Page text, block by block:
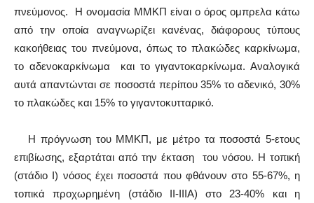
πνεύμονος. Η ονομασία ΜΜΚΠ είναι ο όρος ομπρελα κάτω
από την οποία αναγνωρίζει κανένας, διάφορους τύπους
κακοήθειας του πνεύμονα, όπως το πλακώδες καρκίνωμα,
το αδενοκαρκίνωμα και το γιγαντοκαρκίνωμα. Αναλογικά
αυτά απαντώνται σε ποσοστά περίπου 35% το αδενικό, 30%
το πλακώδες και 15% το γιγαντοκυτταρικό.
Η πρόγνωση του ΜΜΚΠ, με μέτρο τα ποσοστά 5-ετους
επιβίωσης, εξαρτάται από την έκταση του νόσου. Η τοπική
(στάδιο I) νόσος έχει ποσοστά που φθάνουν στο 55-67%, η
τοπικά προχωρημένη (στάδιο II-IIIA) στο 23-40% και η